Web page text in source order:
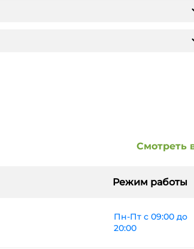
Смотреть
Режим работы
Пн-Пт с 09:00 до
20:00